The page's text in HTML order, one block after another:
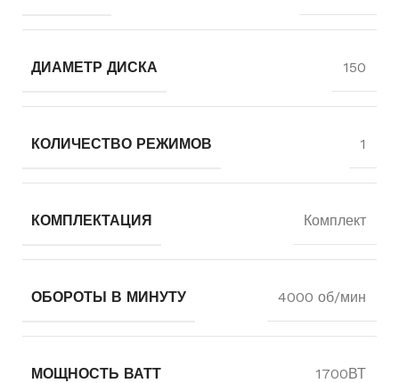
ДИАМЕТР ДИСКА 150
КОЛИЧЕСТВО РЕЖИМОВ 1
КОМПЛЕКТАЦИЯ Комплект
ОБОРОТЫ В МИНУТУ 4000 об/мин
МОЩНОСТЬ ВАТТ 1700ВТ